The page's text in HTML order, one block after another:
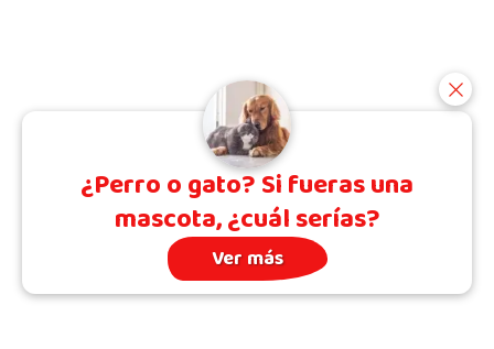
¿Perro o gato? Si fueras una
mascota, ¿cuál serías?
Ver más